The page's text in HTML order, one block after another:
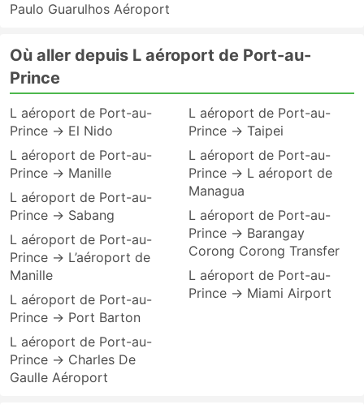
Paulo Guarulhos Aéroport
Où aller depuis L aéroport de Port-au-
Prince
L aéroport de Port-au-
Prince → El Nido
L aéroport de Port-au-
Prince → Manille
L aéroport de Port-au-
Prince → Sabang
L aéroport de Port-au-
Prince → L’aéroport de
Manille
L aéroport de Port-au-
Prince → Port Barton
L aéroport de Port-au-
Prince → Charles De
Gaulle Aéroport
L aéroport de Port-au-
Prince → Taipei
L aéroport de Port-au-
Prince → L aéroport de
Managua
L aéroport de Port-au-
Prince → Barangay
Corong Corong Transfer
L aéroport de Port-au-
Prince → Miami Airport